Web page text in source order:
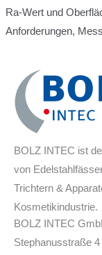
Ra-Wert und
Anforderungen,
BOLZ INTEC ist
von
Trichtern &
Kosmetikindustrie.
BOLZ INTEC
Stephanusstraße 4